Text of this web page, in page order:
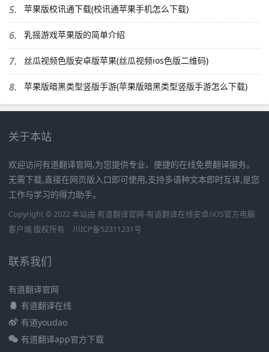
5. 苹果版校讯通下载(校讯通苹果手机怎么下载)
6. 乳摇游戏苹果版的简单介绍
7. 丝瓜视频色版安卓版苹果(丝瓜视频ios色版二维码)
8. 苹果版暗黑类型竖版手游(苹果版暗黑类型竖版手游怎么下载)
关于本站
欢迎访问有道翻译官网,为您提供专业、便捷的在线免费翻译服务。
无需下载,直接在网页版入口即可使用,支持多语种文本即时互译,是您
工作与学习的得力助手。
Copyright © 2022 本站由 有道翻译官网-有道翻译在线安卓/iOS官方电脑
客户端 版权所有
川ICP备52311231号
联系我们
有道翻译官网
有道翻译在线
有道youdao
有道翻译app官方下载